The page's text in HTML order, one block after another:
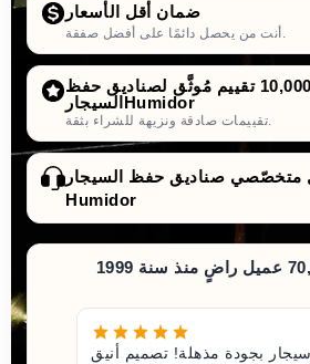
ضمان أقل الأسعار
أكثر من 10,000 تقييم مُوثَّق لصناديق حفظ
السيجارHumidor
متخصّصي صناديق حفظ السيجار
Humidor
بجودة مذهلة! تصميم أنيق